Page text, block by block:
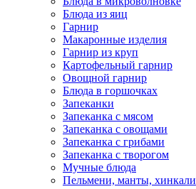
Блюда из яиц
Гарнир
Макаронные изделия
Гарнир из круп
Картофельный гарнир
Овощной гарнир
Блюда в горшочках
Запеканки
Запеканка с мясом
Запеканка с овощами
Запеканка с грибами
Запеканка с творогом
Мучные блюда
Пельмени, манты, хинкали